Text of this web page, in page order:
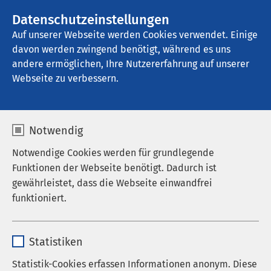
Datenschutzeinstellungen
Auf unserer Webseite werden Cookies verwendet. Einige
davon werden zwingend benötigt, während es uns
andere ermöglichen, Ihre Nutzererfahrung auf unserer
Webseite zu verbessern.
Notwendig
Notwendige Cookies werden für grundlegende
Funktionen der Webseite benötigt. Dadurch ist
gewährleistet, dass die Webseite einwandfrei
funktioniert.
Anbieter sgalinski
Statistiken
Statistik-Cookies erfassen Informationen anonym. Diese
Klinik für Geriatrie Ratzeburg
Veranstaltungen
Aktuell sind keine Veranstaltungen vorhanden.